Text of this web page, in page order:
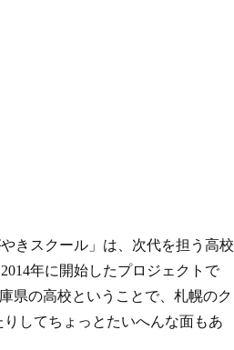
きスクール」は、次代を担う高校
年に開始したプロジェクトで
県の高校ということで、札幌のク
してちょっとたいへんな面もあ